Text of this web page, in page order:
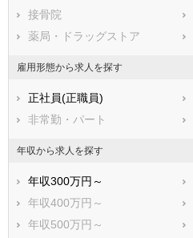
広島県
香川県
愛媛県
鹿児島県
接骨院
薬局・ドラッグストア
雇用形態から求人を探す
正社員(正職員)
非常勤・パート
年収から求人を探す
年収300万円～
年収400万円～
年収500万円～